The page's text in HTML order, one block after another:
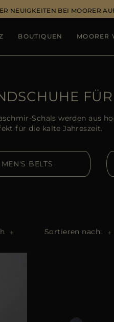
NEUIGKEITEN BEI MOORER
BOUTIQUEN MOORER
Schals werden aus
für die kalte Jahreszeit.
MEN'S BELTS
Sortieren nach: